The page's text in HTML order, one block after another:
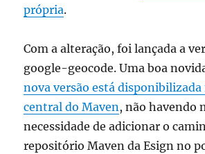
própria.
Com a alteração, foi lançada a
google-geocode. Uma boa
nova versão está
central do Maven, não havendo
necessidade de adicionar o
repositório Maven da Esign no